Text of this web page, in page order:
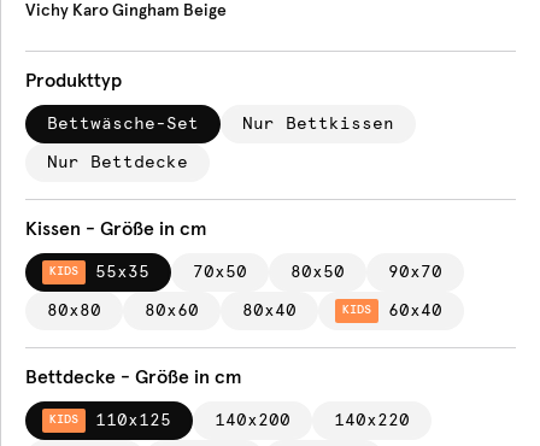
Vichy Karo Gingham Beige
Produkttyp
Bettwäsche-Set Nur Bettkissen
Nur Bettdecke
Kissen - Größe in cm
KIDS 55x35 70x50 80x50 90x70
80x80 80x60 80x40 KIDS 60x40
Bettdecke - Größe in cm
KIDS 110x125 140x200 140x220